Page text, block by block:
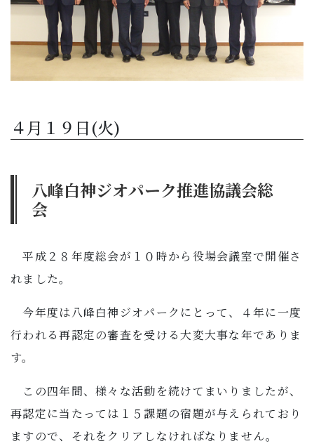
４月１９日(火)
八峰白神ジオパーク推進協議会総
会
平成２８年度総会が１０時から役場会議室で開催さ
れました。
今年度は八峰白神ジオパークにとって、４年に一度
行われる再認定の審査を受ける大変大事な年でありま
す。
この四年間、様々な活動を続けてまいりましたが、
再認定に当たっては１５課題の宿題が与えられており
ますので、それをクリアしなければなりません。